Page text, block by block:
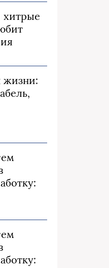
жизни: